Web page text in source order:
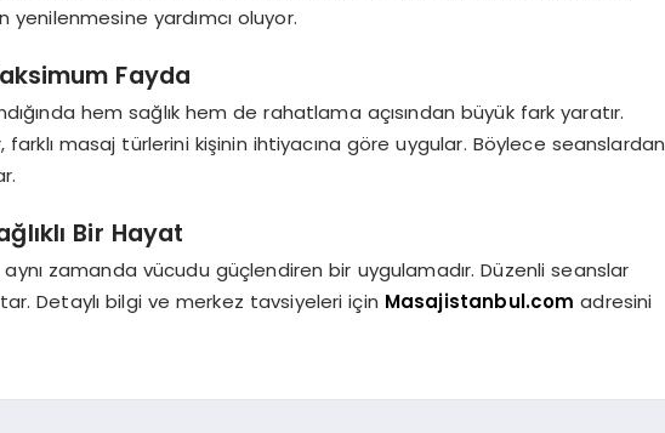
yenilenmesine yardımcı oluyor.
Fayda
hem sağlık hem de rahatlama açısından büyük fark yaratır.
masaj türlerini kişinin ihtiyacına göre uygular. Böylece seanslardan
Bir Hayat
zamanda vücudu güçlendiren bir uygulamadır. Düzenli seanslar
Detaylı bilgi ve merkez tavsiyeleri için Masajistanbul.com adresini